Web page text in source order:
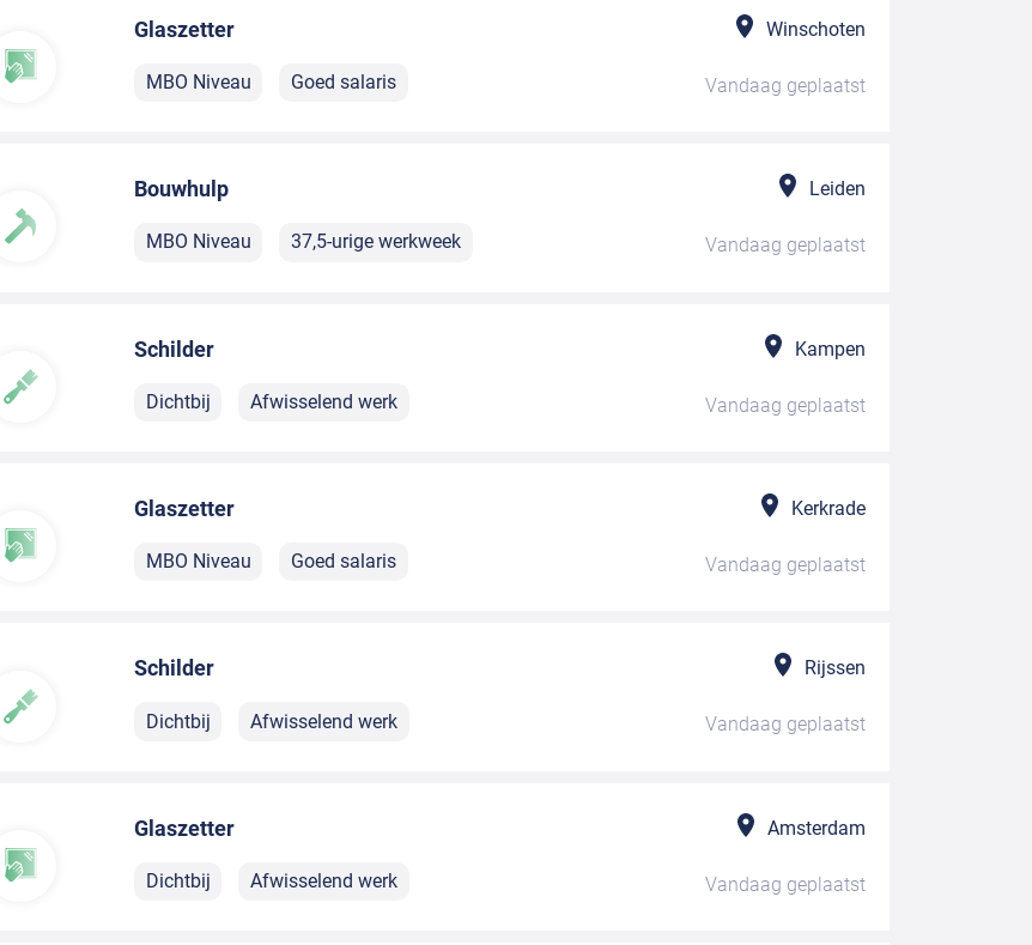
Glaszetter Winschoten
MBO Niveau Goed salaris Vandaag geplaatst
Bouwhulp Leiden
MBO Niveau 37,5-urige werkweek Vandaag geplaatst
Schilder Kampen
Dichtbij Afwisselend werk Vandaag geplaatst
Glaszetter Kerkrade
MBO Niveau Goed salaris Vandaag geplaatst
Schilder Rijssen
Dichtbij Afwisselend werk Vandaag geplaatst
Glaszetter Amsterdam
Dichtbij Afwisselend werk Vandaag geplaatst